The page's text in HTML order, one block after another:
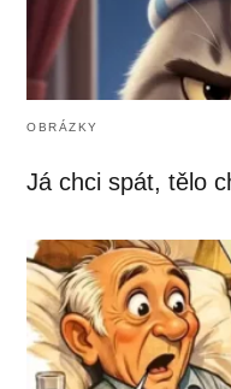
OBRÁZKY
Já chci spát, tělo